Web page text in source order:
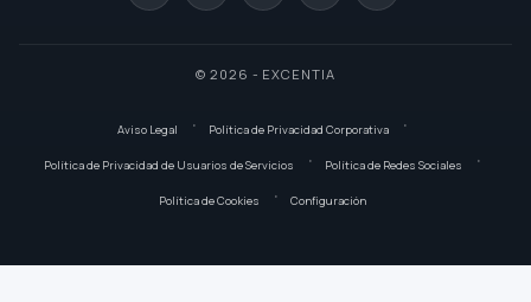
© 2026 - EXCENTIA
Aviso Legal Política de Privacidad Corporativa
Política de Privacidad de Usuarios de Servicios Política de Redes Sociales
Política de Cookies Configuración